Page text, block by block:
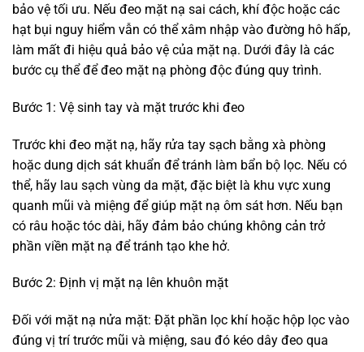
bảo vệ tối ưu. Nếu đeo mặt nạ sai cách, khí độc hoặc các
hạt bụi nguy hiểm vẫn có thể xâm nhập vào đường hô hấp,
làm mất đi hiệu quả bảo vệ của mặt nạ. Dưới đây là các
bước cụ thể để đeo mặt nạ phòng độc đúng quy trình.
Bước 1: Vệ sinh tay và mặt trước khi đeo
Trước khi đeo mặt nạ, hãy rửa tay sạch bằng xà phòng
hoặc dung dịch sát khuẩn để tránh làm bẩn bộ lọc. Nếu có
thể, hãy lau sạch vùng da mặt, đặc biệt là khu vực xung
quanh mũi và miệng để giúp mặt nạ ôm sát hơn. Nếu bạn
có râu hoặc tóc dài, hãy đảm bảo chúng không cản trở
phần viền mặt nạ để tránh tạo khe hở.
Bước 2: Định vị mặt nạ lên khuôn mặt
Đối với mặt nạ nửa mặt: Đặt phần lọc khí hoặc hộp lọc vào
đúng vị trí trước mũi và miệng, sau đó kéo dây đeo qua